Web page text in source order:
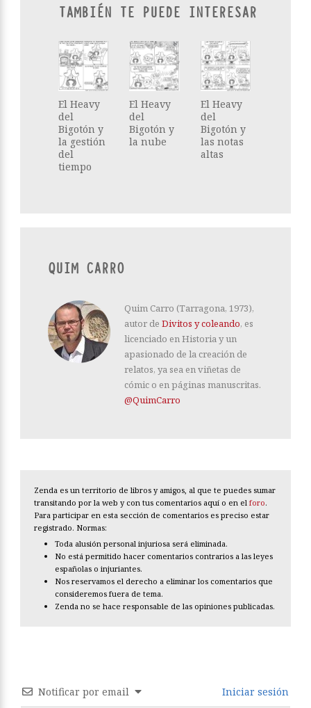
TAMBIÉN TE PUEDE INTERESAR
El Heavy
del
Bigotón y
la gestión
del
tiempo
El Heavy
del
Bigotón y
la nube
El Heavy
del
Bigotón y
las notas
altas
QUIM CARRO
Quim Carro (Tarragona, 1973),
autor de Divitos y coleando, es
licenciado en Historia y un
apasionado de la creación de
relatos, ya sea en viñetas de
cómic o en páginas manuscritas.
@QuimCarro
Zenda es un territorio de libros y amigos, al que te puedes sumar
transitando por la web y con tus comentarios aquí o en el foro.
Para participar en esta sección de comentarios es preciso estar
registrado. Normas:
Toda alusión personal injuriosa será eliminada.
No está permitido hacer comentarios contrarios a las leyes
españolas o injuriantes.
Nos reservamos el derecho a eliminar los comentarios que
consideremos fuera de tema.
Zenda no se hace responsable de las opiniones publicadas.
Notificar por email Iniciar sesión